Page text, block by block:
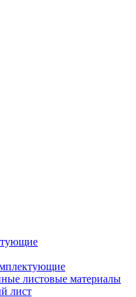
листовые материалы
лист